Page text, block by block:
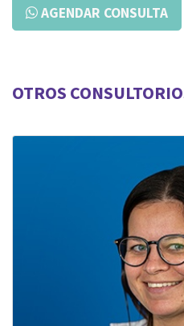
AGENDAR CONSULTA
OTROS